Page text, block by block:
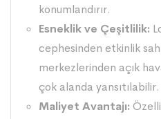
konumlandırır.
Esneklik ve Çeşitlilik:
cephesinden etkinlik
merkezlerinden açık
çok alanda yansıtılabilir.
Maliyet Avantajı: